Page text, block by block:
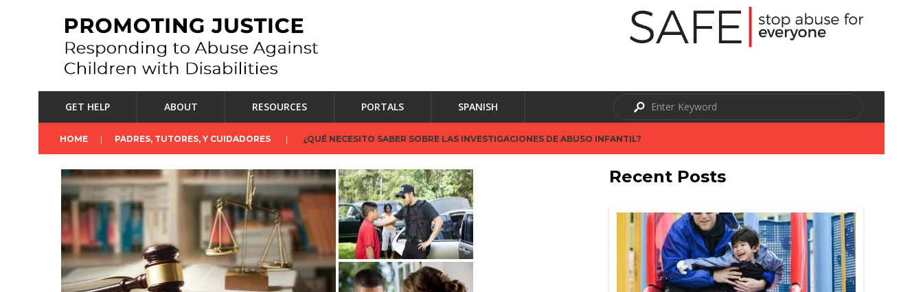
GET HELP ABOUT RESOURCES PORTALS SPANISH
HOME PADRES, TUTORES, Y CUIDADORES ¿QUÉ NECESITO SABER SOBRE LAS INVESTIGACIONES DE ABUSO INFANTIL?
Recent Posts